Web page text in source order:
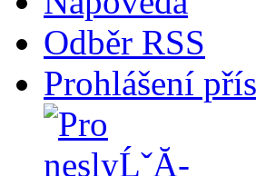
Odběr RSS
Prohlášení